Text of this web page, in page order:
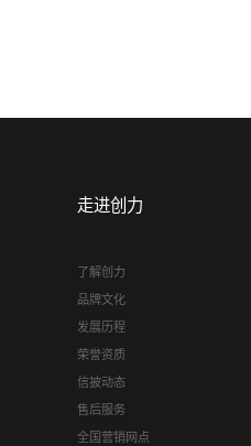
走进创力
了解创力
品牌文化
发展历程
荣誉资质
信披动态
售后服务
全国营销网点